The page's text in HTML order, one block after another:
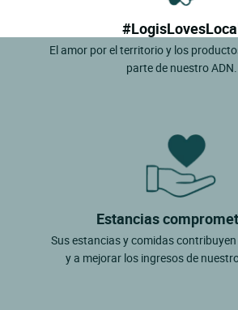
El amor por el territorio y los
parte de nuestro ADN.
Estancias
Sus estancias y comidas
y a mejorar los ingresos de